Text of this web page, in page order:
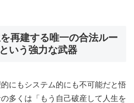
再建する唯一の合法ルー
いう強力な武器
にもシステム的にも不可能だと悟
多くは「もう自己破産して人生を